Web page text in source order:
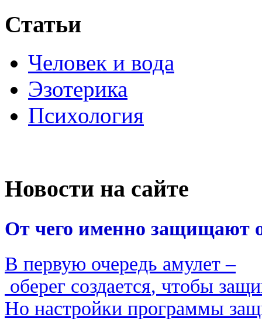
Статьи
Человек и вода
Эзотерика
Психология
Новости на сайте
От чего именно защищают
В первую очередь амулет –
оберег создается, чтобы
Но настройки программы